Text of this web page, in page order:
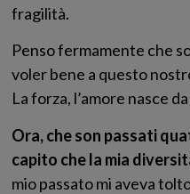
fragilità.
Penso fermamente che
voler bene a questo
La forza, l’amore nasce
Ora, che son passati
capito che la mia
mio passato mi aveva